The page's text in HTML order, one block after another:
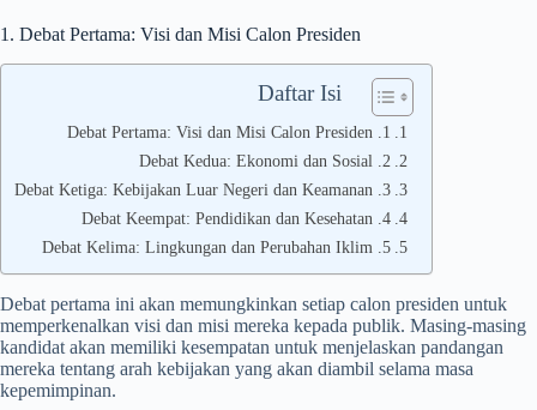
1. Debat Pertama: Visi dan Misi Calon Presiden
Daftar Isi
1. Debat Pertama: Visi dan Misi Calon Presiden
2. Debat Kedua: Ekonomi dan Sosial
3. Debat Ketiga: Kebijakan Luar Negeri dan Keamanan
4. Debat Keempat: Pendidikan dan Kesehatan
5. Debat Kelima: Lingkungan dan Perubahan Iklim
Debat pertama ini akan memungkinkan setiap calon presiden untuk
memperkenalkan visi dan misi mereka kepada publik. Masing-masing
kandidat akan memiliki kesempatan untuk menjelaskan pandangan
mereka tentang arah kebijakan yang akan diambil selama masa
kepemimpinan.